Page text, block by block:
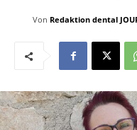
Von Redaktion dental